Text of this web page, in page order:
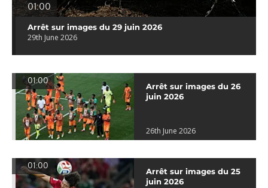
01:00
Arrêt sur images du 29 juin 2026
29th June 2026
01:00
Arrêt sur images du 26
juin 2026
26th June 2026
01:00
Arrêt sur images du 25
juin 2026